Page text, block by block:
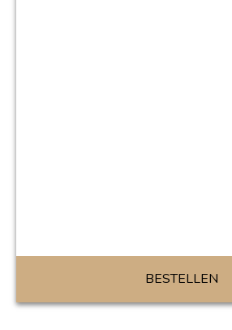
BESTELLEN